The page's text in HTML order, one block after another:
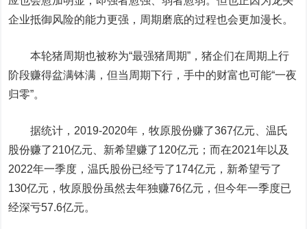
企业抵御风险的能力更强，周期磨底的过程也会更加漫长。
本轮猪周期也被称为“最强猪周期”，猪企们在周期上行
阶段赚得盆满钵满，但当周期下行，手中的财富也可能“一夜
归零”。
据统计，2019-2020年，牧原股份赚了367亿元、温氏
股份赚了210亿元、新希望赚了120亿元；而在2021年以及
2022年一季度，温氏股份已经亏了174亿元，新希望亏了
130亿元，牧原股份虽然去年独赚76亿元，但今年一季度已
经深亏57.6亿元。